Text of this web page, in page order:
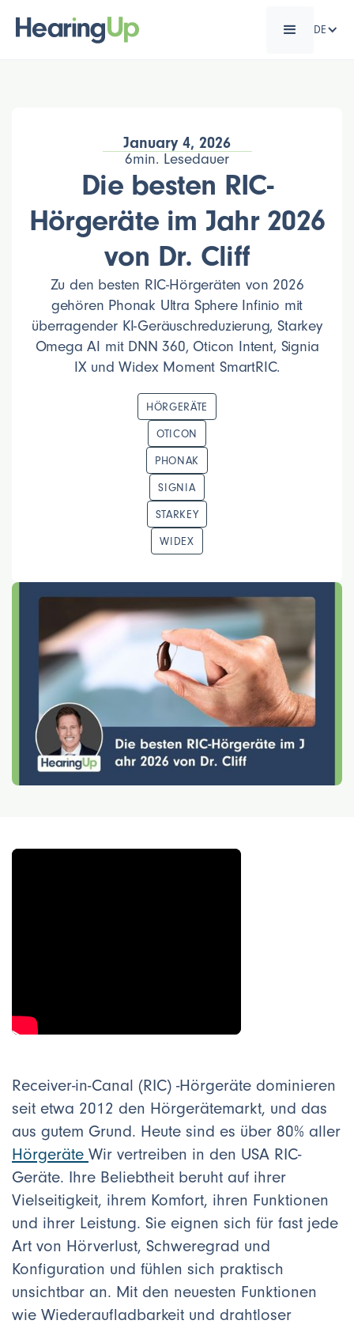
DE
January 4, 2026
6min. Lesedauer
Die besten RIC-
Hörgeräte im Jahr 2026
von Dr. Cliff
Zu den besten RIC-Hörgeräten von 2026
gehören Phonak Ultra Sphere Infinio mit
überragender KI-Geräuschreduzierung, Starkey
Omega AI mit DNN 360, Oticon Intent, Signia
IX und Widex Moment SmartRIC.
HÖRGERÄTE
OTICON
PHONAK
SIGNIA
STARKEY
WIDEX
Receiver-in-Canal (RIC) -Hörgeräte dominieren
seit etwa 2012 den Hörgerätemarkt, und das
aus gutem Grund. Heute sind es über 80% aller
Hörgeräte Wir vertreiben in den USA RIC-
Geräte. Ihre Beliebtheit beruht auf ihrer
Vielseitigkeit, ihrem Komfort, ihren Funktionen
und ihrer Leistung. Sie eignen sich für fast jede
Art von Hörverlust, Schweregrad und
Konfiguration und fühlen sich praktisch
unsichtbar an. Mit den neuesten Funktionen
wie Wiederaufladbarkeit und drahtloser